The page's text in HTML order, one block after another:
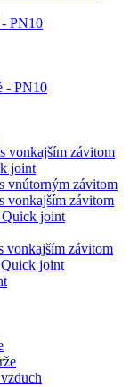
PN10
- PN10
vonkajším závitom
joint
vnútorným závitom
vonkajším závitom
Quick joint
vonkajším závitom
joint